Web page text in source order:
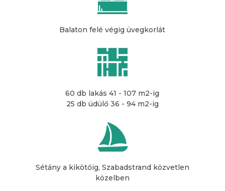
Balaton felé végig üvegkorlát
60 db lakás 41 - 107 m2-ig
25 db üdülő 36 - 94 m2-ig
Sétány a kikötőig, Szabadstrand közvetlen
közelben